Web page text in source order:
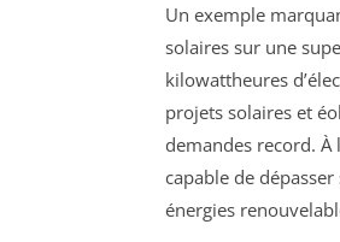
Un exemple
solaires sur une
kilowattheures
projets solaires et
demandes record.
capable de
énergies